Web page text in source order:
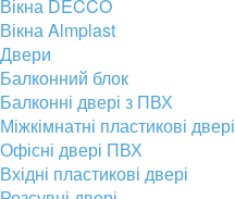
Вікна DECCO
Вікна Almplast
Двери
Балконний блок
Балконні двері з ПВХ
Міжкімнатні пластикові двері
Офісні двері ПВХ
Вхідні пластикові двері